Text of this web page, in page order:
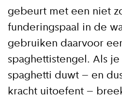
gebeurt met een niet
funderingspaal in de
gebruiken daarvoor
spaghettistengel. Als
spaghetti duwt – en
kracht uitoefent –